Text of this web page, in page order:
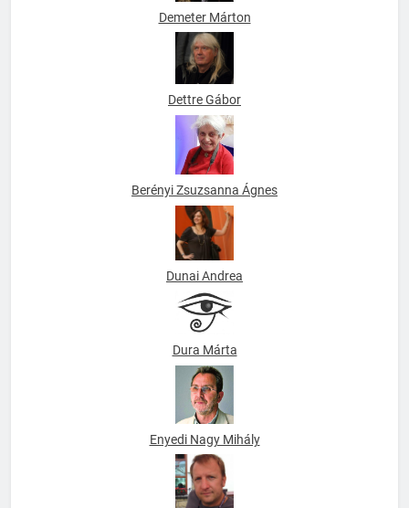
Demeter Márton
Dettre Gábor
Berényi Zsuzsanna Ágnes
Dunai Andrea
Dura Márta
Enyedi Nagy Mihály